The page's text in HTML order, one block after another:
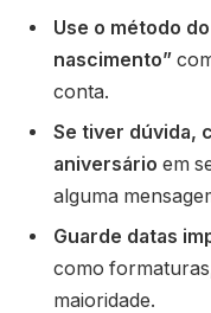
Use o método
nascimento”
conta.
Se tiver dúvida,
aniversário em
alguma
Guarde datas
como
maioridade.